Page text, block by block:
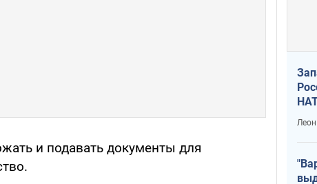
и подавать документы для